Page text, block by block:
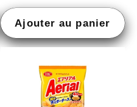
habituel
Ajouter au panier